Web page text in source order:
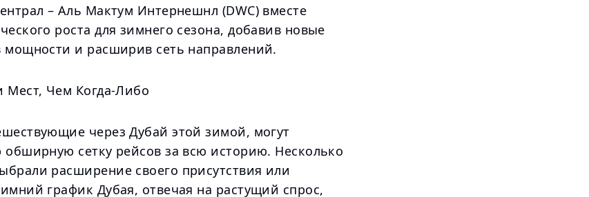
– Аль Мактум Интернешнл (DWC) вместе
роста для зимнего сезона, добавив новые
мощности и расширив сеть направлений.
Мест, Чем Когда-Либо
через Дубай этой зимой, могут
обширную сетку рейсов за всю историю. Несколько
расширение своего присутствия или
график Дубая, отвечая на растущий спрос,